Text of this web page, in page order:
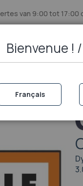
van 9:00 tot 17:00
Bienvenue !
Français